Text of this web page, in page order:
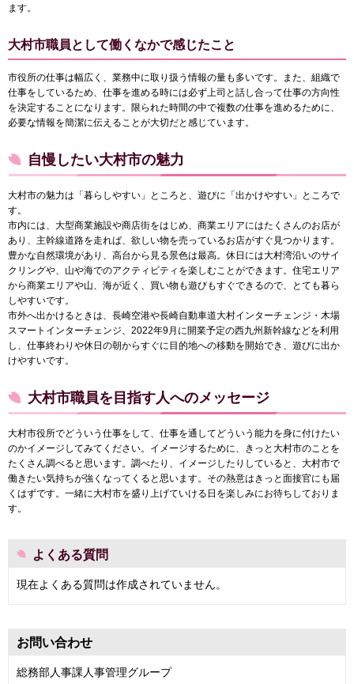
ます。
大村市職員として働くなかで感じたこと
市役所の仕事は幅広く、業務中に取り扱う情報の量も多いです。また、組織で
仕事をしているため、仕事を進める時には必ず上司と話し合って仕事の方向性
を決定することになります。限られた時間の中で複数の仕事を進めるために、
必要な情報を簡潔に伝えることが大切だと感じています。
自慢したい大村市の魅力
大村市の魅力は「暮らしやすい」ところと、遊びに「出かけやすい」ところで
す。
市内には、大型商業施設や商店街をはじめ、商業エリアにはたくさんのお店が
あり、主幹線道路を走れば、欲しい物を売っているお店がすぐ見つかります。
豊かな自然環境があり、高台から見る景色は最高。休日には大村湾沿いのサイ
クリングや、山や海でのアクティビティを楽しむことができます。住宅エリア
から商業エリアや山、海が近く、買い物も遊びもすぐできるので、とても暮ら
しやすいです。
市外へ出かけるときは、長崎空港や長崎自動車道大村インターチェンジ・木場
スマートインターチェンジ、2022年9月に開業予定の西九州新幹線などを利用
し、仕事終わりや休日の朝からすぐに目的地への移動を開始でき、遊びに出か
けやすいです。
大村市職員を目指す人へのメッセージ
大村市役所でどういう仕事をして、仕事を通してどういう能力を身に付けたい
のかイメージしてみてください。イメージするために、きっと大村市のことを
たくさん調べると思います。調べたり、イメージしたりしていると、大村市で
働きたい気持ちが強くなってくると思います。その熱意はきっと面接官にも届
くはずです。一緒に大村市を盛り上げていける日を楽しみにお待ちしておりま
す。
よくある質問
現在よくある質問は作成されていません。
お問い合わせ
総務部人事課人事管理グループ